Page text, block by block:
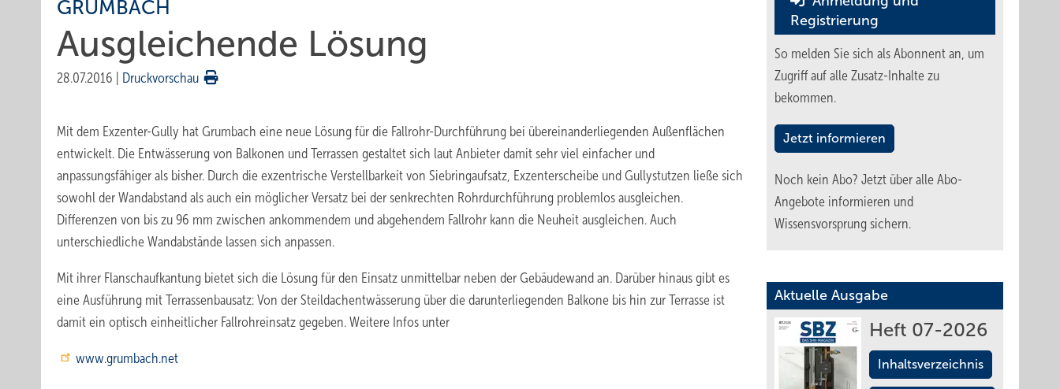
GRUMBACH
Ausgleichende Lösung
28.07.2016 Druckvorschau
Mit dem Exzenter-Gully hat Grumbach eine neue Lösung für die Fallrohr-Durchführung bei übereinanderliegenden Außenflächen
entwickelt. Die Entwässerung von Balkonen und Terrassen gestaltet sich laut Anbieter damit sehr viel einfacher und
anpassungsfähiger als bisher. Durch die exzentrische Verstellbarkeit von Siebringaufsatz, Exzenterscheibe und Gullystutzen ließe sich
sowohl der Wandabstand als auch ein möglicher Versatz bei der senkrechten Rohrdurchführung problemlos ausgleichen.
Differenzen von bis zu 96 mm zwischen ankommendem und abgehendem Fallrohr kann die Neuheit ausgleichen. Auch
unterschiedliche Wandabstände lassen sich anpassen.
Mit ihrer Flanschaufkantung bietet sich die Lösung für den Einsatz unmittelbar neben der Gebäudewand an. Darüber hinaus gibt es
eine Ausführung mit Terrassenbausatz: Von der Steildachentwässerung über die darunterliegenden Balkone bis hin zur Terrasse ist
damit ein optisch einheitlicher Fallrohreinsatz gegeben. Weitere Infos unter
www.grumbach.net
Registrierung
So melden Sie sich als Abonnent an, um
Zugriff auf alle Zusatz-Inhalte zu
bekommen.
Jetzt informieren
Noch kein Abo? Jetzt über alle Abo-
Angebote informieren und
Wissensvorsprung sichern.
Aktuelle Ausgabe
Heft 07-2026
Inhaltsverzeichnis